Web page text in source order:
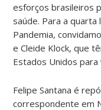
esforços brasileiros
saúde. Para a quarta
Pandemia,
e Cleide Klock, que
Estados Unidos
Felipe Santana é
correspondente em